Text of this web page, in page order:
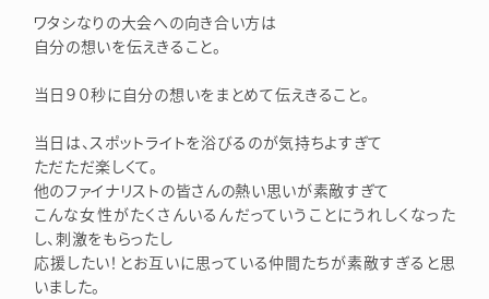
ワタシなりの大会への向き合い方は
自分の想いを伝えきること。
当日９０秒に自分の想いをまとめて伝えきること。
当日は、スポットライトを浴びるのが気持ちよすぎて
ただただ楽しくて。
他のファイナリストの皆さんの熱い思いが素敵すぎて
こんな女性がたくさんいるんだっていうことにうれしくなった
し、刺激をもらったし
応援したい！とお互いに思っている仲間たちが素敵すぎると思
いました。